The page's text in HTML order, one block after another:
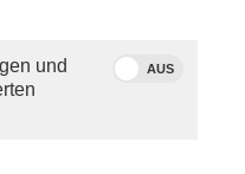
und
AUS